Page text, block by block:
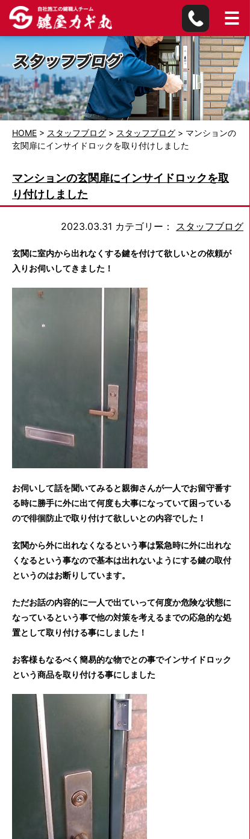
HOME > スタッフブログ > スタッフブログ > マンションの
玄関扉にインサイドロックを取り付けしました
マンションの玄関扉にインサイドロックを取
り付けしました
2023.03.31 カテゴリー： スタッフブログ
玄関に室内から出れなくする鍵を付けて欲しいとの依頼が
入りお伺いしてきました！
お伺いして話を聞いてみると親御さんが一人でお留守番す
る時に勝手に外に出て何度も大事になっていて困っている
ので徘徊防止で取り付けて欲しいとの内容でした！
玄関から外に出れなくなるという事は緊急時に外に出れな
くなるという事なので基本は出れないようにする鍵の取付
というのはお断りしています。
ただお話の内容的に一人で出ていって何度か危険な状態に
なっているという事で他の対策を考えるまでの応急的な処
置として取り付ける事にしました！
お客様もなるべく簡易的な物でとの事でインサイドロック
という商品を取り付ける事にしました